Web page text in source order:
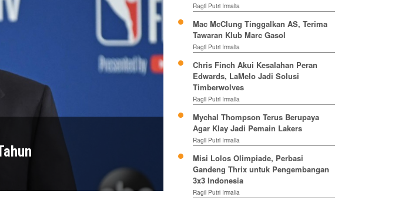
Ragil Putri Irmalia
Mac McClung Tinggalkan AS, Terima
Tawaran Klub Marc Gasol
Ragil Putri Irmalia
Chris Finch Akui Kesalahan Peran
Edwards, LaMelo Jadi Solusi
Timberwolves
Ragil Putri Irmalia
Mychal Thompson Terus Berupaya
Agar Klay Jadi Pemain Lakers
Ragil Putri Irmalia
Misi Lolos Olimpiade, Perbasi
Gandeng Thrix untuk Pengembangan
3x3 Indonesia
Ragil Putri Irmalia